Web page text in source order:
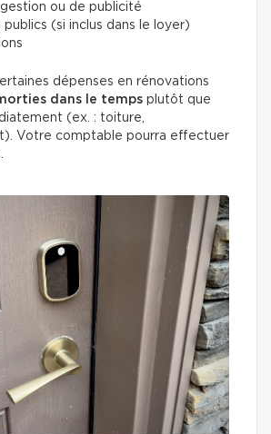
ou de publicité
publics (si inclus dans le loyer)
dépenses en rénovations
dans le temps plutôt que
(ex. : toiture,
Votre comptable pourra effectuer